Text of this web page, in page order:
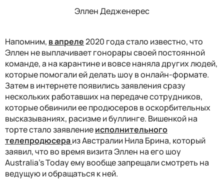
Эллен Дедженерес
Напомним, в апреле2020 года стало известно, что
Эллен не выплачивает гонорары своей постоянной
команде, а на карантине и вовсе наняла других людей,
которые помогали ей делать шоу в онлайн-формате.
Затем в интернете появились заявления сразу
нескольких работавших на передаче сотрудников,
которые обвинили ее продюсеров в оскорбительных
высказываниях, расизме и буллинге. Вишенкой на
торте стало заявлениеисполнительного
телепродюсераиз Австралии Нила Брина, который
заявил, что во время визита Эллен на его шоу
Australia’s Today ему вообще запрещали смотреть на
ведущую и обращаться к ней.